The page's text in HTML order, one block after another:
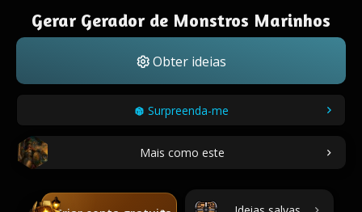
Gerar Gerador de Monstros Marinhos
Obter ideias
Surpreenda-me
Mais como este